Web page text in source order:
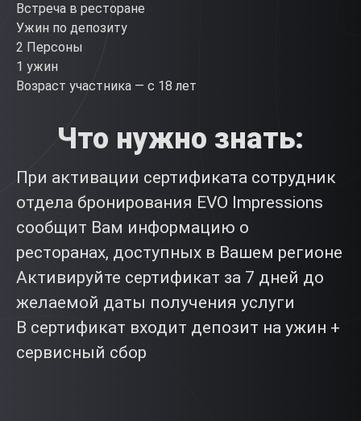
Встреча в ресторане
Ужин по депозиту
2 Персоны
1 ужин
Возраст участника — с 18 лет
Что нужно знать:
При активации сертификата сотрудник
отдела бронирования EVO Impressions
сообщит Вам информацию о
ресторанах, доступных в Вашем регионе
Активируйте сертификат за 7 дней до
желаемой даты получения услуги
В сертификат входит депозит на ужин +
сервисный сбор